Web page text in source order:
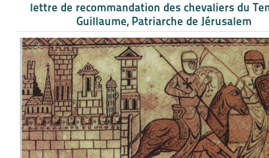
lettre de recommandation des chevaliers du
Guillaume, Patriarche de Jérusalem